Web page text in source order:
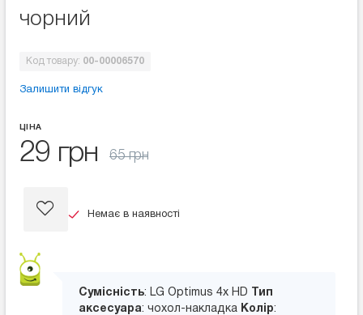
чорний
Код товару: 00-00006570
Залишити відгук
ЦІНА
29 грн 65 грн
Немає в наявності
Сумісність: LG Optimus 4x HD
Тип
аксесуара: чохол-накладка Колір: